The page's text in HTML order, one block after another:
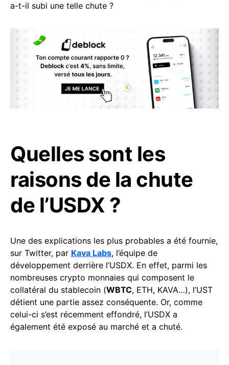
a-t-il subi une telle chute ?
Quelles sont les
raisons de la chute
de l’USDX ?
Une des explications les plus probables a été fournie,
sur Twitter, par Kava Labs, l’équipe de
développement derrière l’USDX. En effet, parmi les
nombreuses crypto monnaies qui composent le
collatéral du stablecoin (WBTC, ETH, KAVA…), l’UST
détient une partie assez conséquente. Or, comme
celui-ci s’est récemment effondré, l’USDX a
également été exposé au marché et a chuté.